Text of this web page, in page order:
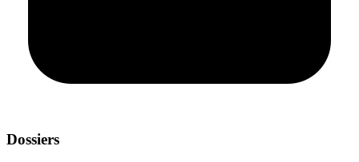
Dossiers